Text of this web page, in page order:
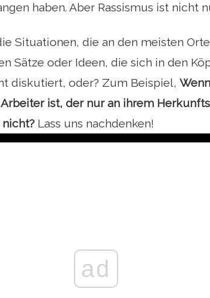
haben. Aber Rassismus ist nicht
Situationen, die an den meisten
Sätze oder Ideen, die sich in den
diskutiert, oder? Zum Beispiel,
ist, der nur an ihrem
Lass uns nachdenken!
ad